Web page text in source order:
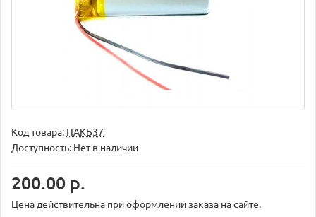
Код товара: ПАКБ37
Доступность: Нет в наличии
200.00 р.
Цена действительна при оформлении заказа на сайте.